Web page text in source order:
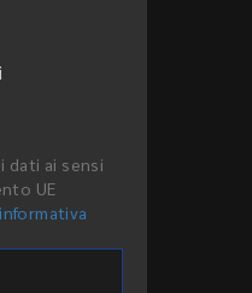
dati ai sensi
UE